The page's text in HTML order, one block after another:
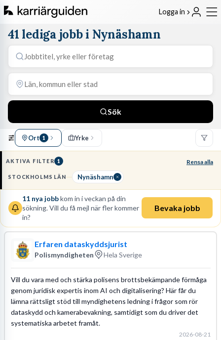
Logga in
41 lediga jobb i Nynäshamn
Sök
Ort 1 Yrke
AKTIVA FILTER 1 Rensa alla
STOCKHOLMS LÄN Nynäshamn
11 nya jobbkom in i veckan på din
sökning. Vill du få mejl när fler kommer
in?
Bevaka jobb
Erfaren dataskyddsjurist
Polismyndigheten Hela Sverige
Vill du vara med och stärka polisens brottsbekämpande förmåga
genom juridisk expertis inom AI och digitalisering? Här får du
lämna rättsligt stöd till myndighetens ledning i frågor som rör
dataskydd och kamerabevakning, samtidigt som du driver det
systematiska arbetet framåt.
2026-08-21